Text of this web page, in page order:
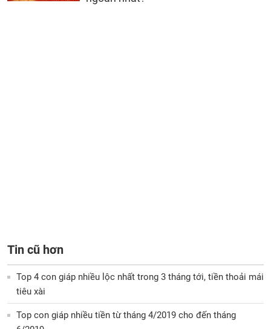
Tin cũ hơn
Top 4 con giáp nhiều lộc nhất trong 3 tháng tới, tiền thoải mái
tiêu xài
Top con giáp nhiều tiền từ tháng 4/2019 cho đến tháng